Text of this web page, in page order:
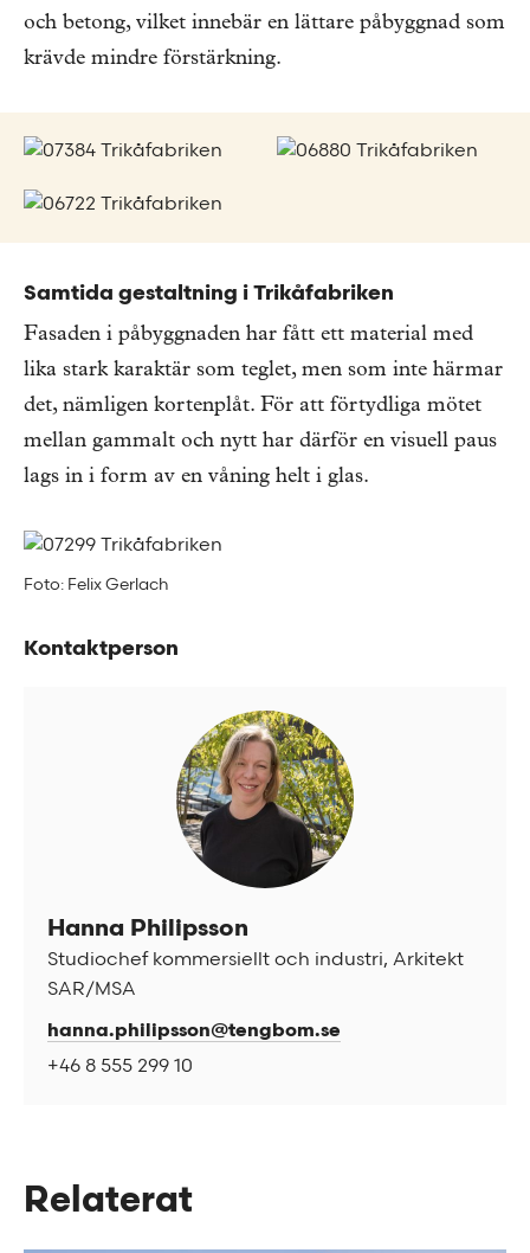
och betong, vilket innebär en lättare påbyggnad som
krävde mindre förstärkning.
Samtida gestaltning i Trikåfabriken
Fasaden i påbyggnaden har fått ett material med
lika stark karaktär som teglet, men som inte härmar
det, nämligen kortenplåt. För att förtydliga mötet
mellan gammalt och nytt har därför en visuell paus
lags in i form av en våning helt i glas.
Foto: Felix Gerlach
Kontaktperson
Hanna Philipsson
Studiochef kommersiellt och industri, Arkitekt
SAR/MSA
hanna.philipsson@tengbom.se
+46 8 555 299 10
Relaterat